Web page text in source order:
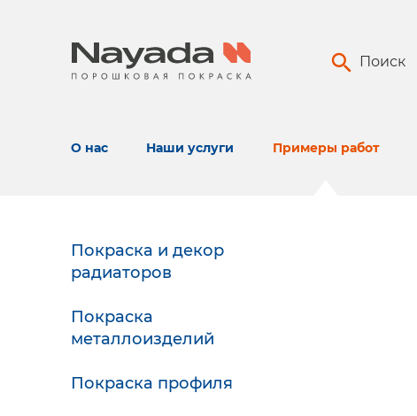
Поиск
О нас Наши услуги Примеры работ
Покраска и декор
радиаторов
Покраска
металлоизделий
Покраска профиля